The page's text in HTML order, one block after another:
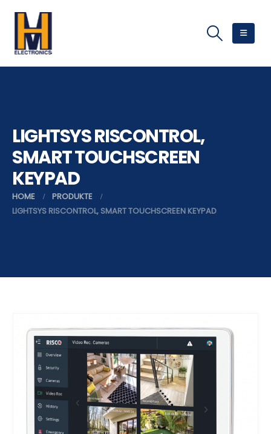
LIGHTSYS RISCONTROL,
SMART TOUCHSCREEN
KEYPAD
HOME
PRODUKTE
LIGHTSYS RISCONTROL, SMART TOUCHSCREEN KEYPAD